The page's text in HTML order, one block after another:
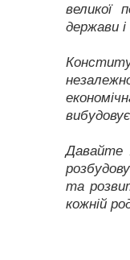
великої
держави
Давайте
та
кожній